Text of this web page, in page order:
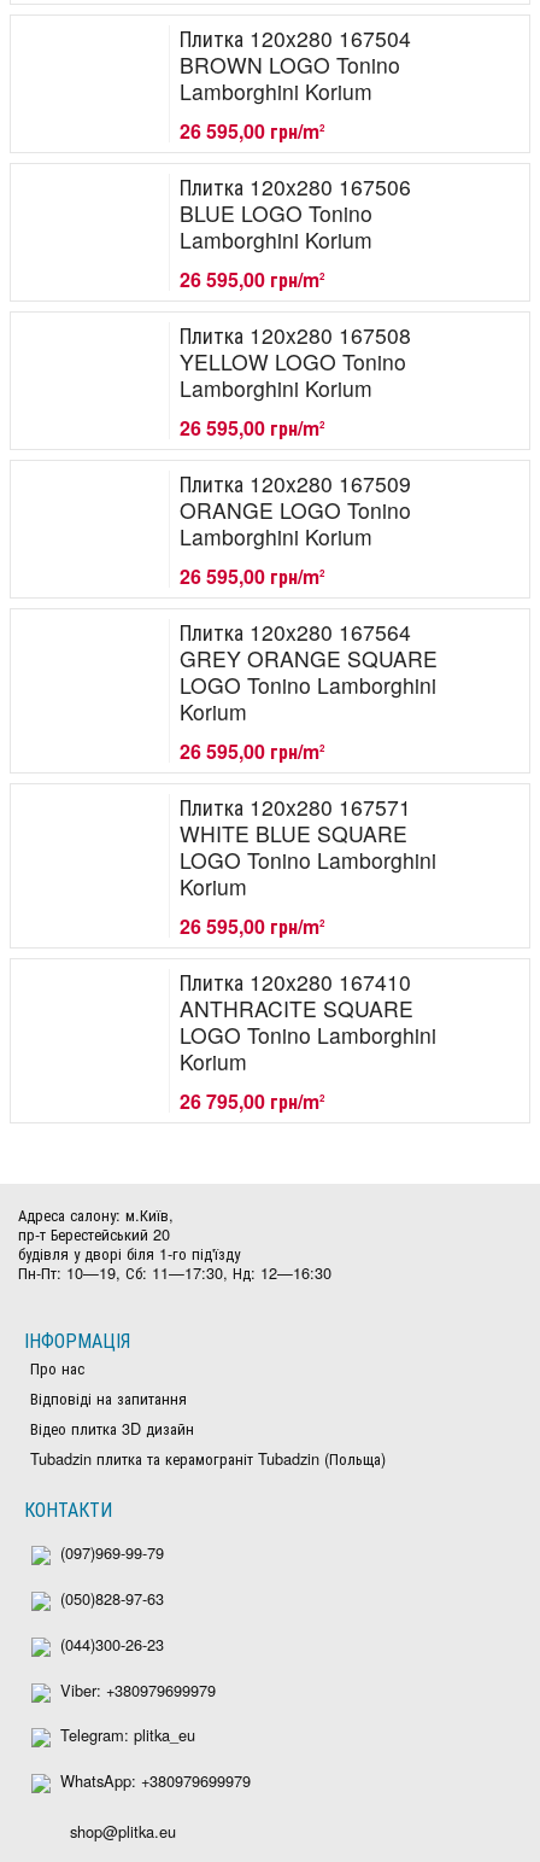
Плитка 120x280 167504
BROWN LOGO Tonino
Lamborghini Korium
26 595,00 грн/m2
Плитка 120x280 167506
BLUE LOGO Tonino
Lamborghini Korium
26 595,00 грн/m2
Плитка 120x280 167508
YELLOW LOGO Tonino
Lamborghini Korium
26 595,00 грн/m2
Плитка 120x280 167509
ORANGE LOGO Tonino
Lamborghini Korium
26 595,00 грн/m2
Плитка 120x280 167564
GREY ORANGE SQUARE
LOGO Tonino Lamborghini
Korium
26 595,00 грн/m2
Плитка 120x280 167571
WHITE BLUE SQUARE
LOGO Tonino Lamborghini
Korium
26 595,00 грн/m2
Плитка 120x280 167410
ANTHRACITE SQUARE
LOGO Tonino Lamborghini
Korium
26 795,00 грн/m2
Адреса салону: м.Київ,
пр-т Берестейський 20
будівля у дворі біля 1-го під'їзду
Пн-Пт: 10—19, Сб: 11—17:30, Нд: 12—16:30
ІНФОРМАЦІЯ
Про нас
Відповіді на запитання
Відео плитка 3D дизайн
Tubadzin плитка та керамограніт Tubadzin (Польща)
КОНТАКТИ
(097)969-99-79
(050)828-97-63
(044)300-26-23
Viber: +380979699979
Telegram: plitka_eu
WhatsApp: +380979699979
shop@plitka.eu